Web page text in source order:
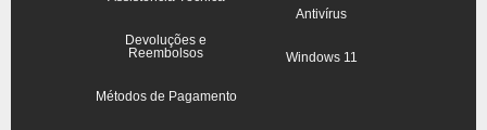
Devoluções e
Reembolsos
Métodos de Pagamento
Antivírus
Windows 11